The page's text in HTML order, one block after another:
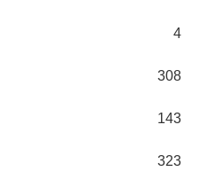
4
308
143
323